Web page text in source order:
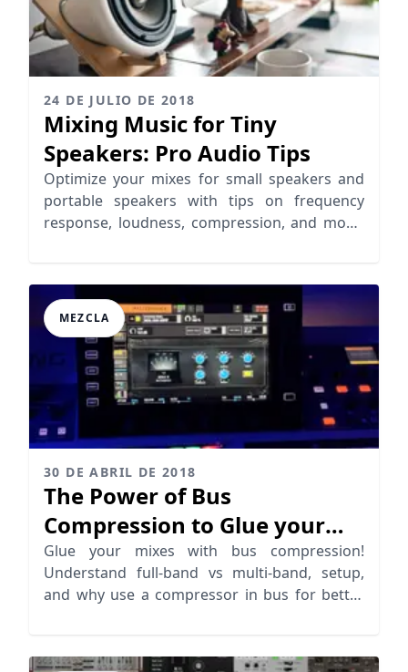
24 DE JULIO DE 2018
Mixing Music for Tiny
Speakers: Pro Audio Tips
Optimize your mixes for small speakers and
portable speakers with tips on frequency
response, loudness, compression, and mono
MEZCLA
30 DE ABRIL DE 2018
The Power of Bus
Compression to Glue your
Mixes
Glue your mixes with bus compression!
Understand full-band vs multi-band, setup,
and why use a compressor in bus for better